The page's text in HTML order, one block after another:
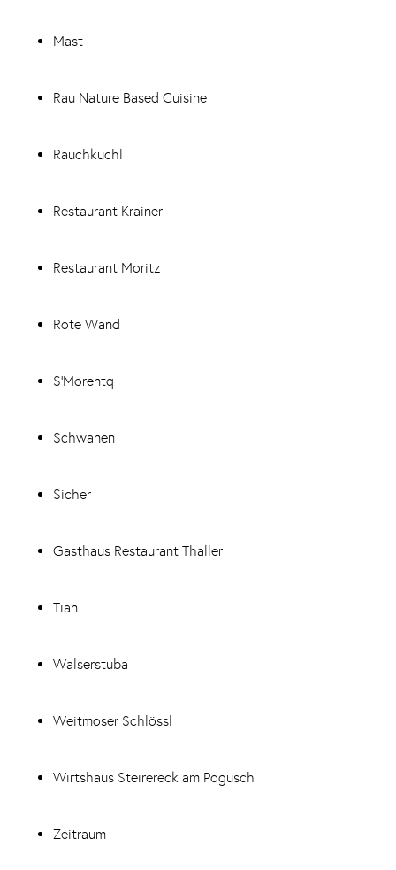
Mast
Rau Nature Based Cuisine
Rauchkuchl
Restaurant Krainer
Restaurant Moritz
Rote Wand
S‘Morentq
Schwanen
Sicher
Gasthaus Restaurant Thaller
Tian
Walserstuba
Weitmoser Schlössl
Wirtshaus Steirereck am Pogusch
Zeitraum